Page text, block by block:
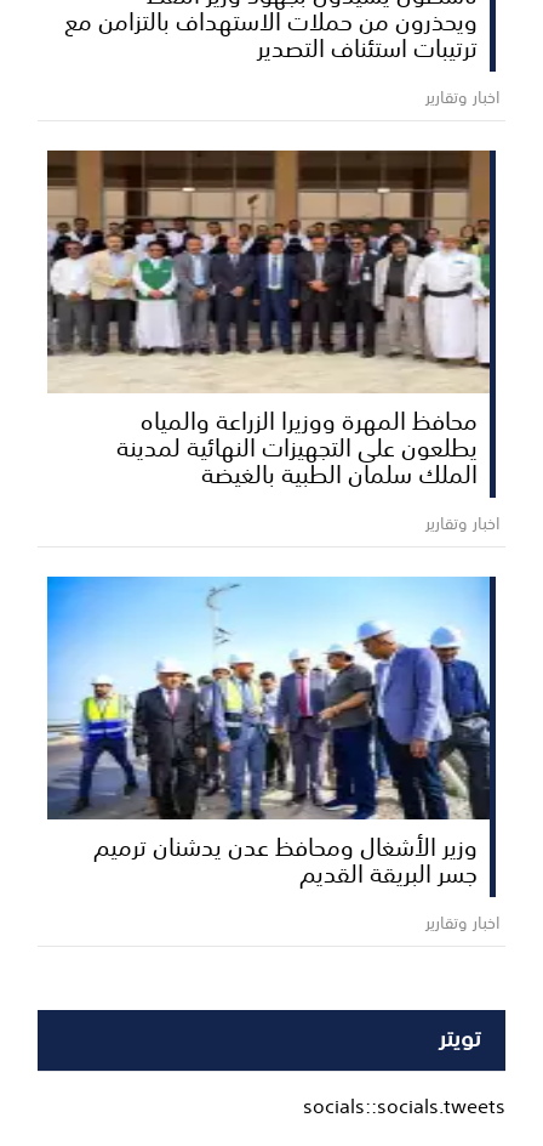
ويحذرون من حملات الاستهداف بالتزامن مع
ترتيبات استئناف التصدير
اخبار وتقارير
محافظ المهرة ووزيرا الزراعة والمياه
يطلعون على التجهيزات النهائية لمدينة
الملك سلمان الطبية بالغيضة
اخبار وتقارير
وزير الأشغال ومحافظ عدن يدشنان ترميم
جسر البريقة القديم
اخبار وتقارير
تويتر
socials::socials.tweets